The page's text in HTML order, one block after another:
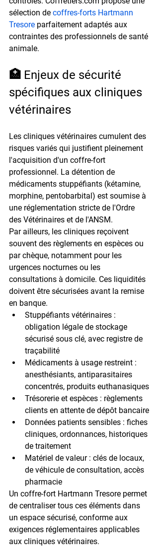
sélection de coffres-forts Hartmann
Tresore parfaitement adaptés aux
contraintes des professionnels de santé
animale.
🏥 Enjeux de sécurité
spécifiques aux cliniques
vétérinaires
Les cliniques vétérinaires cumulent des
risques variés qui justifient pleinement
l'acquisition d'un coffre-fort
professionnel. La détention de
médicaments stuppéfiants (kétamine,
morphine, pentobarbital) est soumise à
une réglementation stricte de l'Ordre
des Vétérinaires et de l'ANSM.
Par ailleurs, les cliniques reçoivent
souvent des règlements en espèces ou
par chèque, notamment pour les
urgences nocturnes ou les
consultations à domicile. Ces liquidités
doivent être sécurisées avant la remise
en banque.
Stuppéfiants vétérinaires :
obligation légale de stockage
sécurisé sous clé, avec registre de
traçabilité
Médicaments à usage restreint :
anesthésiants, antiparasitaires
concentrés, produits euthanasiques
Trésorerie et espèces : règlements
clients en attente de dépôt bancaire
Données patients sensibles : fiches
cliniques, ordonnances, historiques
de traitement
Matériel de valeur : clés de locaux,
de véhicule de consultation, accès
pharmacie
Un coffre-fort Hartmann Tresore permet
de centraliser tous ces éléments dans
un espace sécurisé, conforme aux
exigences réglementaires applicables
aux cliniques vétérinaires.